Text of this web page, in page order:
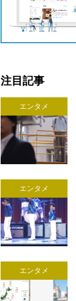
注目記事
エンタメ
エンタメ
エンタメ